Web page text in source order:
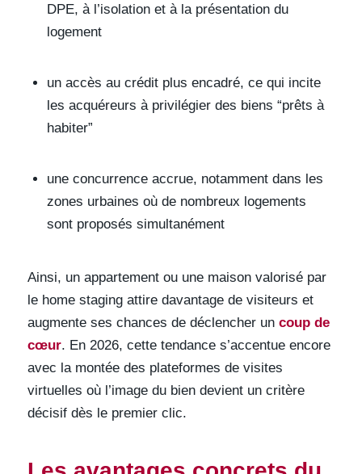
DPE, à l’isolation et à la présentation du
logement
un accès au crédit plus encadré, ce qui incite
les acquéreurs à privilégier des biens “prêts à
habiter”
une concurrence accrue, notamment dans les
zones urbaines où de nombreux logements
sont proposés simultanément
Ainsi, un appartement ou une maison valorisé par
le home staging attire davantage de visiteurs et
augmente ses chances de déclencher un coup de
cœur. En 2026, cette tendance s’accentue encore
avec la montée des plateformes de visites
virtuelles où l’image du bien devient un critère
décisif dès le premier clic.